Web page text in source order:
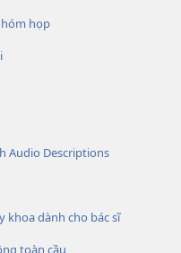
họp
Audio Descriptions
khoa dành cho bác sĩ
toàn cầu